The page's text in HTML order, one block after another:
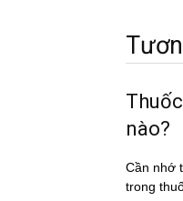
nào?
Cần nhớ
trong